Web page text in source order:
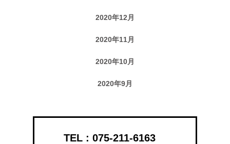
2020年12月
2020年11月
2020年10月
2020年9月
075-211-6163